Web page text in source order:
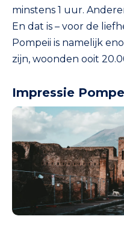
minstens 1 uur.
En dat is – voor de
Pompeii is namelijk
zijn, woonden ooit
Impressie